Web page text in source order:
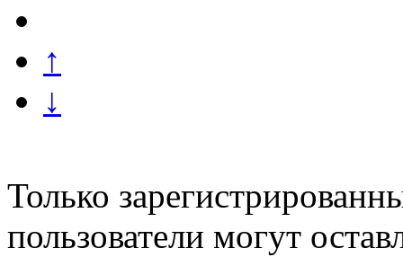
↑
↓
Только
пользователи могут